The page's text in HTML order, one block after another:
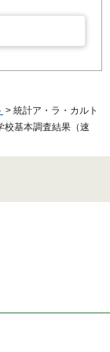
> 統計ア・ラ・カルト
校基本調査結果（速